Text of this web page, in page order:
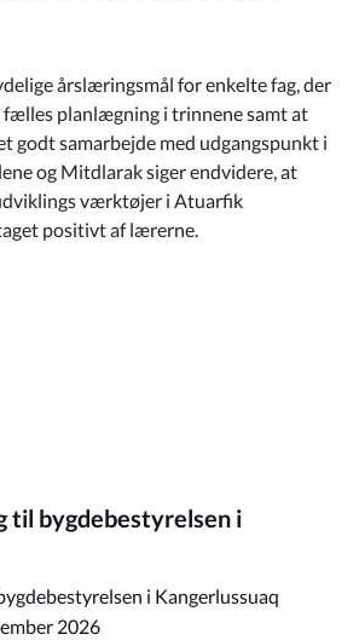
årslæringsmål for enkelte fag, der
fælles planlægning i trinnene samt at
godt samarbejde med udgangspunkt i
og Mitdlarak siger endvidere, at
værktøjer i Atuarfik
positivt af lærerne.
til bygdebestyrelsen i
i Kangerlussuaq
2026